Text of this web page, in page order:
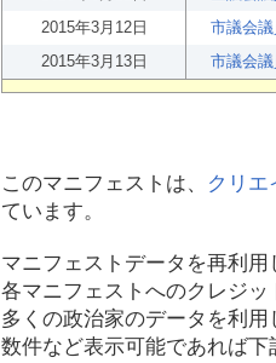
2015年3月12日
市議会
2015年3月13日
市議会
このマニフェストは、 クリエ
ています。
マニフェストデータを再利用
各マニフェストへのクレジッ
多くの政治家のデータを利
数件など表示可能であれば下